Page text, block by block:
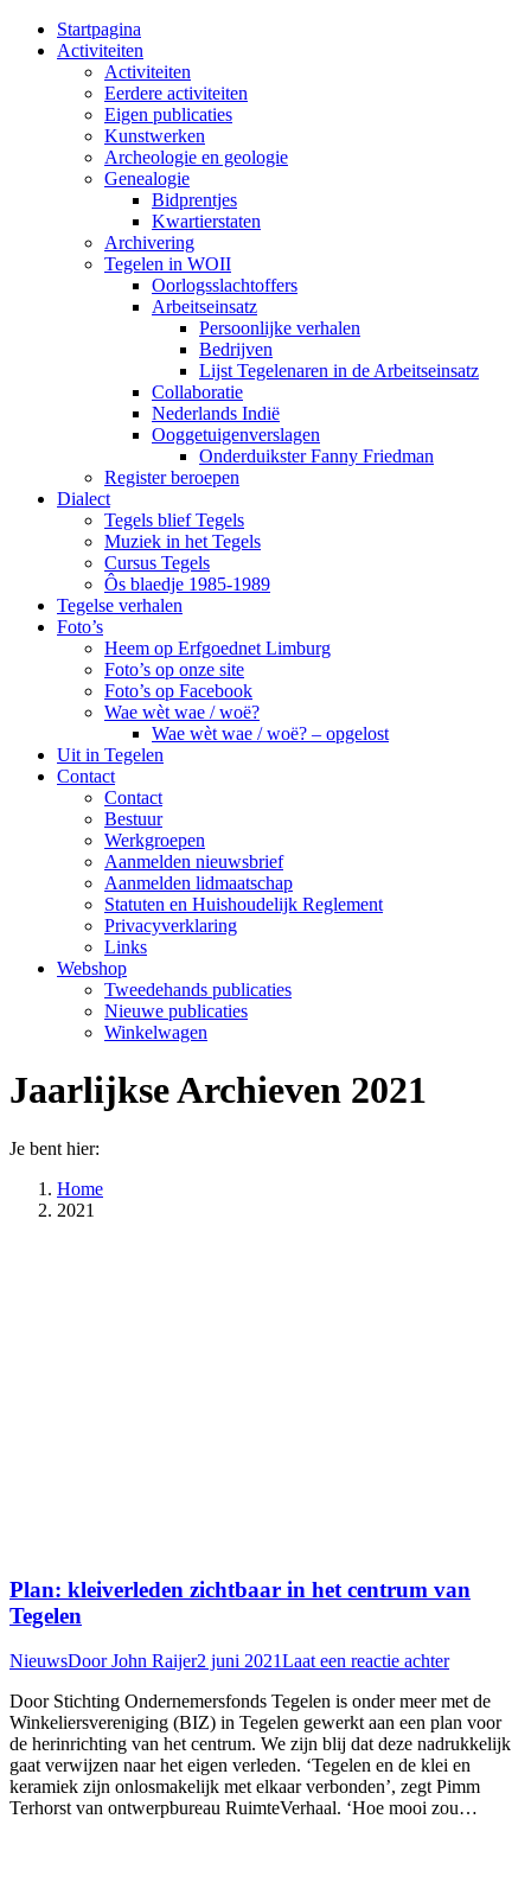
Startpagina
Activiteiten
Activiteiten
Eerdere activiteiten
Eigen publicaties
Kunstwerken
Archeologie en geologie
Genealogie
Bidprentjes
Kwartierstaten
Archivering
Tegelen in WOII
Oorlogsslachtoffers
Arbeitseinsatz
Persoonlijke verhalen
Bedrijven
Lijst Tegelenaren in de Arbeitseinsatz
Collaboratie
Nederlands Indië
Ooggetuigenverslagen
Onderduikster Fanny Friedman
Register beroepen
Dialect
Tegels blief Tegels
Muziek in het Tegels
Cursus Tegels
Ôs blaedje 1985-1989
Tegelse verhalen
Foto’s
Heem op Erfgoednet Limburg
Foto’s op onze site
Foto’s op Facebook
Wae wèt wae / woë?
Wae wèt wae / woë? – opgelost
Uit in Tegelen
Contact
Contact
Bestuur
Werkgroepen
Aanmelden nieuwsbrief
Aanmelden lidmaatschap
Statuten en Huishoudelijk Reglement
Privacyverklaring
Links
Webshop
Tweedehands publicaties
Nieuwe publicaties
Winkelwagen
Jaarlijkse Archieven 2021
Je bent hier:
Home
2021
Plan: kleiverleden zichtbaar in het centrum van
Tegelen
NieuwsDoorJohn Raijer2 juni 2021Laat een reactie achter
Door Stichting Ondernemersfonds Tegelen is onder meer met de
Winkeliersvereniging (BIZ) in Tegelen gewerkt aan een plan voor
de herinrichting van het centrum. We zijn blij dat deze nadrukkelijk
gaat verwijzen naar het eigen verleden. ‘Tegelen en de klei en
keramiek zijn onlosmakelijk met elkaar verbonden’, zegt Pimm
Terhorst van ontwerpbureau RuimteVerhaal. ‘Hoe mooi zou…